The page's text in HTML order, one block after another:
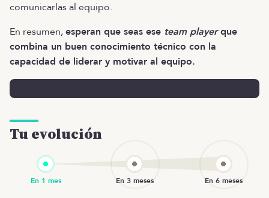
comunicarlas al equipo.
En resumen,esperan que seas ese team playerque
combina un buen conocimiento técnico con la
capacidad de liderar y motivar al equipo.
Tu evolución